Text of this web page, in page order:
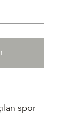
spor